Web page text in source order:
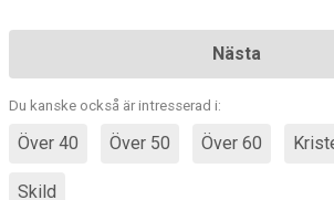
Nästa
Du kanske också är intresserad i:
Över 40 Över 50 Över 60
Skild